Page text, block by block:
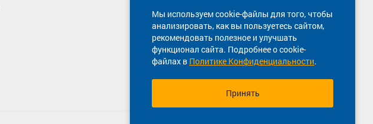
Мы используем cookie-файлы для того, чтобы
анализировать, как вы пользуетесь сайтом,
рекомендовать полезное и улучшать
функционал сайта. Подробнее о cookie-
файлах в Политике Конфиденциальности.
Принять
Техническая поддержка сайта
8 800 600-03-38